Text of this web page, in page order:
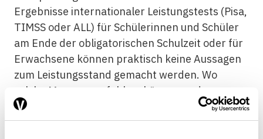
Ergebnisse internationaler Leistungstests (Pisa,
TIMSS oder ALL) für Schülerinnen und Schüler
am Ende der obligatorischen Schulzeit oder für
Erwachsene können praktisch keine Aussagen
zum Leistungsstand gemacht werden. Wo
solche Messungen fehlen, können andere
Effektivitätsziele – wie die Erfolgsquote von
Lernenden der Berufsbildung oder